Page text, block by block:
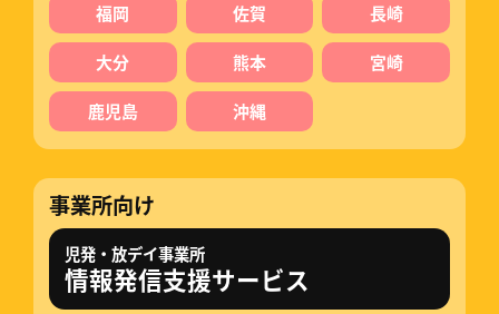
福岡
佐賀 長崎
大分 熊本 宮崎
鹿児島 沖縄
事業所向け
児発・放デイ事業所
情報発信支援サービス